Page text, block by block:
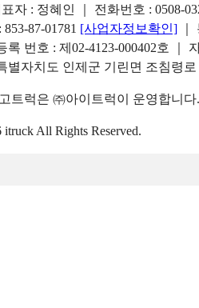
자 : 정혜인 ｜ 전화번호 : 0508-
87-01781 [사업자정보확인]
록 번호 : 제02-4123-000402호 ｜
별자치도 인제군 기린면 조침령
트럭은 ㈜아이트럭이 운영합니
All Rights Reserved.